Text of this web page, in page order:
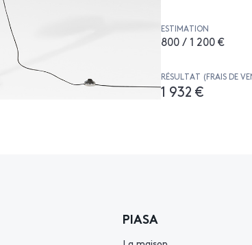
ESTIMATION
800 / 1 200 €
RÉSULTAT (FRAIS DE
1 932 €
PIASA